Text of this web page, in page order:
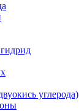
углерода)